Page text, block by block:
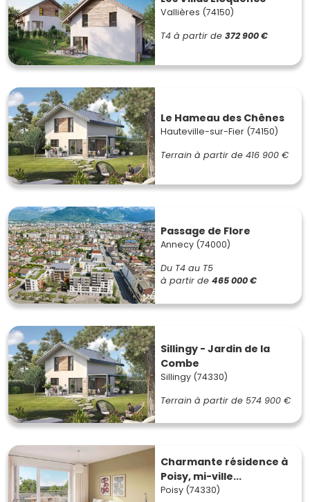
Vallières (74150)
T4 à partir de 372 900 €
Le Hameau des Chênes
Hauteville-sur-Fier (74150)
Terrain à partir de 416 900 €
Passage de Flore
Annecy (74000)
Du T4 au T5
à partir de 465 000 €
Sillingy - Jardin de la
Combe
Sillingy (74330)
Terrain à partir de 574 900 €
Charmante résidence à
Poisy, mi-ville...
Poisy (74330)